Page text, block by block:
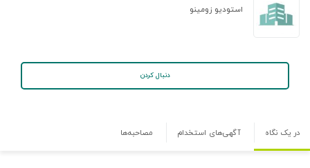
استودیو زومینو
دنبال کردن
در یک نگاه آگهی‌های استخدام مصاحبه‌ها